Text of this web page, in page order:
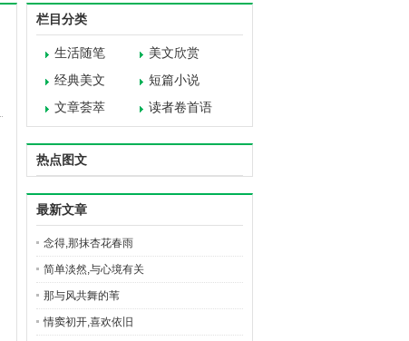
栏目分类
生活随笔
美文欣赏
经典美文
短篇小说
文章荟萃
读者卷首语
热点图文
最新文章
念得,那抹杏花春雨
简单淡然,与心境有关
那与风共舞的苇
情窦初开,喜欢依旧